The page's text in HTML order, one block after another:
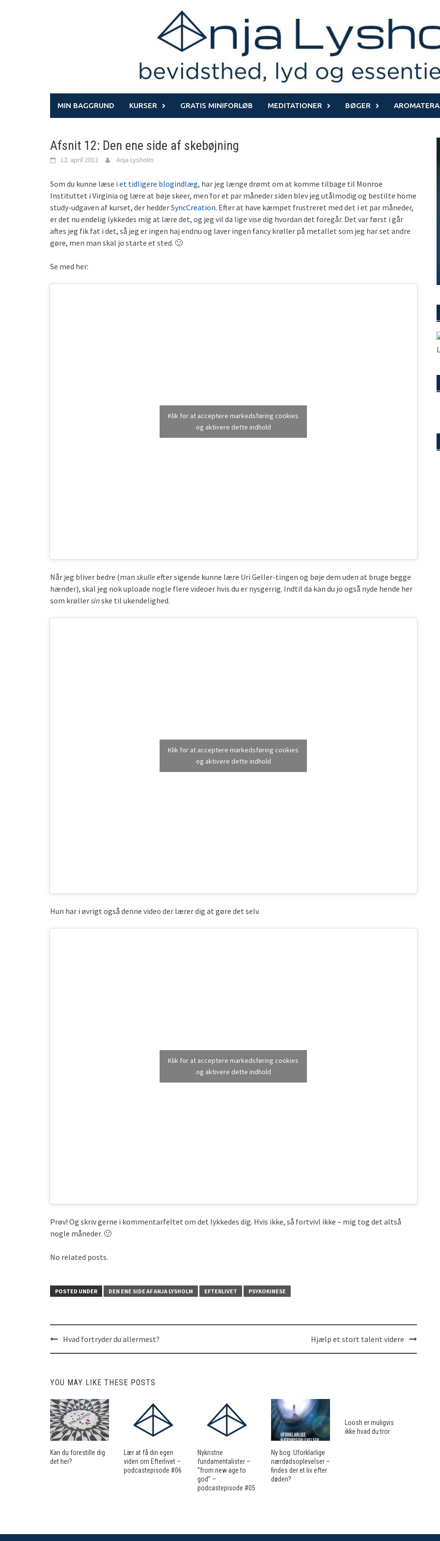
MIN BAGGRUND KURSER GRATIS MINIFORLØB MEDITATIONER BØGER
Afsnit 12: Den ene side af skebøjning
12. april 2012 Anja Lysholm
Som du kunne læse i et tidligere blogindlæg, har jeg længe drømt om at komme tilbage til Monroe
Instituttet i Virginia og lære at bøje skeer, men for et par måneder siden blev jeg utålmodig og bestilte home
study-udgaven af kurset, der hedderSyncCreation. Efter at have kæmpet frustreret med det i et par måneder,
er det nu endelig lykkedes mig at lære det, og jeg vil da lige vise dig hvordan det foregår. Det var først i går
aftes jeg fik fat i det, så jeg er ingen haj endnu og laver ingen fancy krøller på metallet som jeg har set andre
gøre, men man skal jo starte et sted. 🙂
Se med her:
Klik for at acceptere markedsføring cookies
og aktivere dette indhold
Når jeg bliver bedre (man skulle efter sigende kunne lære Uri Geller-tingen og bøje dem uden at bruge begge
hænder), skal jeg nok uploade nogle flere videoer hvis du er nysgerrig. Indtil da kan du jo også nyde hende her
som krøllersinske til ukendelighed.
Klik for at acceptere markedsføring cookies
og aktivere dette indhold
Hun har i øvrigt også denne video der lærer dig at gøre det selv.
Klik for at acceptere markedsføring cookies
og aktivere dette indhold
Prøv! Og skriv gerne i kommentarfeltet om det lykkedes dig. Hvis ikke, så fortvivl ikke – mig tog det altså
nogle måneder. 🙂
No related posts.
POSTED UNDER DEN ENE SIDE AF ANJA LYSHOLM EFTERLIVET PSYKOKINESE
Hvad fortryder du allermest? Hjælp et stort talent videre
YOU MAY LIKE THESE POSTS
Kan du forestille dig
det her?
Lær at få din egen
viden om Efterlivet –
podcastepisode #06
Nykristne
fundamentalister –
“from new age to
god” –
podcastepisode #05
Ny bog: Uforklarlige
nærdødsoplevelser –
findes der et liv efter
døden?
Loosh er muligvis
ikke hvad du tror